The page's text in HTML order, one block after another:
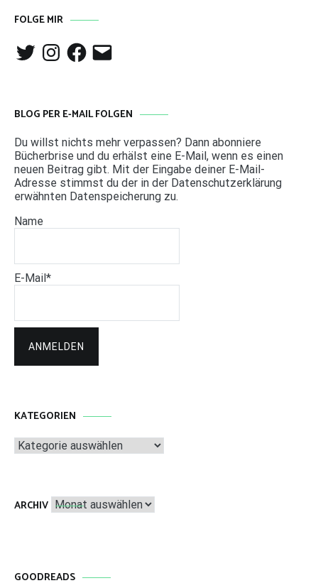
FOLGE MIR
TwitterInstagramFacebook
E-
Mail
BLOG PER E-MAIL FOLGEN
Du willst nichts mehr verpassen? Dann abonniere
Bücherbrise und du erhälst eine E-Mail, wenn es einen
neuen Beitrag gibt. Mit der Eingabe deiner E-Mail-
Adresse stimmst du der in der Datenschutzerklärung
erwähnten Datenspeicherung zu.
Name
E-Mail*
KATEGORIEN
Kategorien
ARCHIV Archiv
GOODREADS